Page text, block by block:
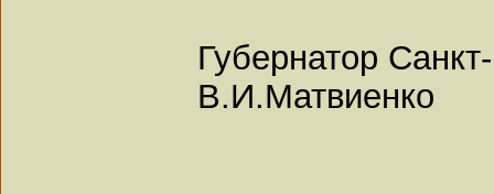
Губернатор
В.И.Матвиенко